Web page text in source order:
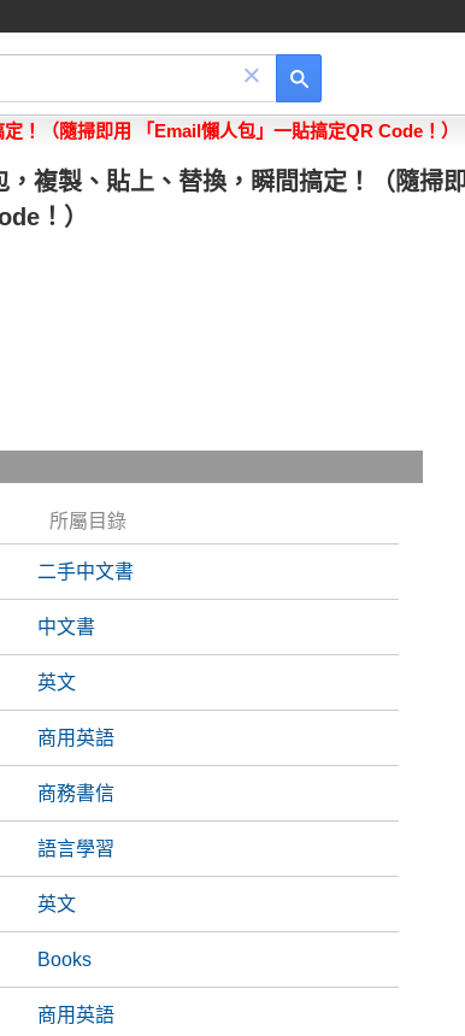
×
！（隨掃即用 「Email懶人包」一貼搞定QR Code！）
複製、貼上、替換，瞬間搞定！（隨掃
！）
所屬目錄
二手中文書
中文書
英文
商用英語
商務書信
語言學習
英文
Books
商用英語